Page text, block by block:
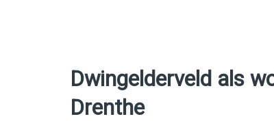
Dwingelderveld als
Drenthe